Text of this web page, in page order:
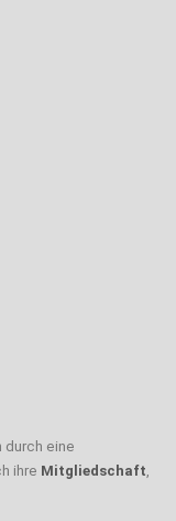
durch eine
ihre Mitgliedschaft,